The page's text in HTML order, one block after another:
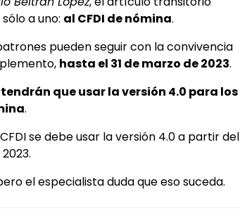
a uno: al CFDI de nómina.
pueden seguir con la convivencia
hasta el 31 de marzo de 2023.
que usar la versión 4.0 para los
.
se debe usar la versión 4.0 a partir del
el especialista duda que eso suceda.